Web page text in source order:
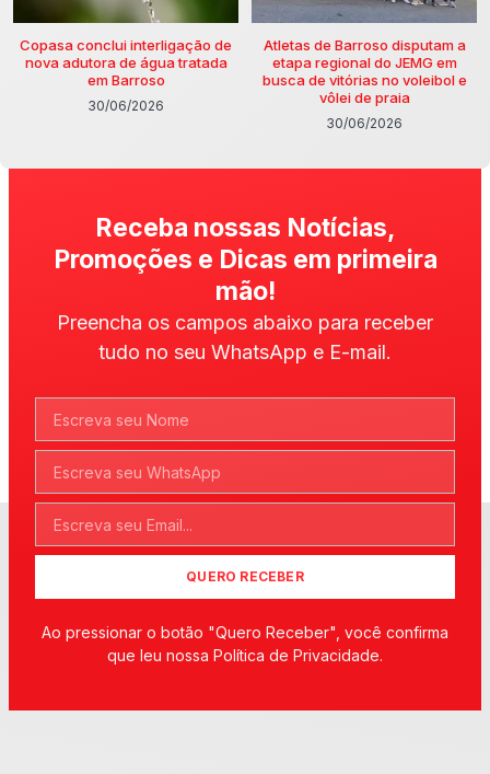
Copasa conclui interligação de
nova adutora de água tratada
em Barroso
30/06/2026
Atletas de Barroso disputam a
etapa regional do JEMG em
busca de vitórias no voleibol e
vôlei de praia
30/06/2026
Receba nossas Notícias,
Promoções e Dicas em primeira
mão!
Preencha os campos abaixo para receber
tudo no seu WhatsApp e E-mail.
QUERO RECEBER
Ao pressionar o botão "Quero Receber", você confirma
que leu nossa Política de Privacidade.